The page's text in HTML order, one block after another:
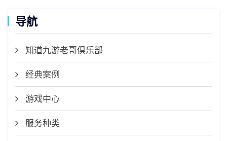
导航
知道九游老哥俱乐部
经典案例
游戏中心
服务种类